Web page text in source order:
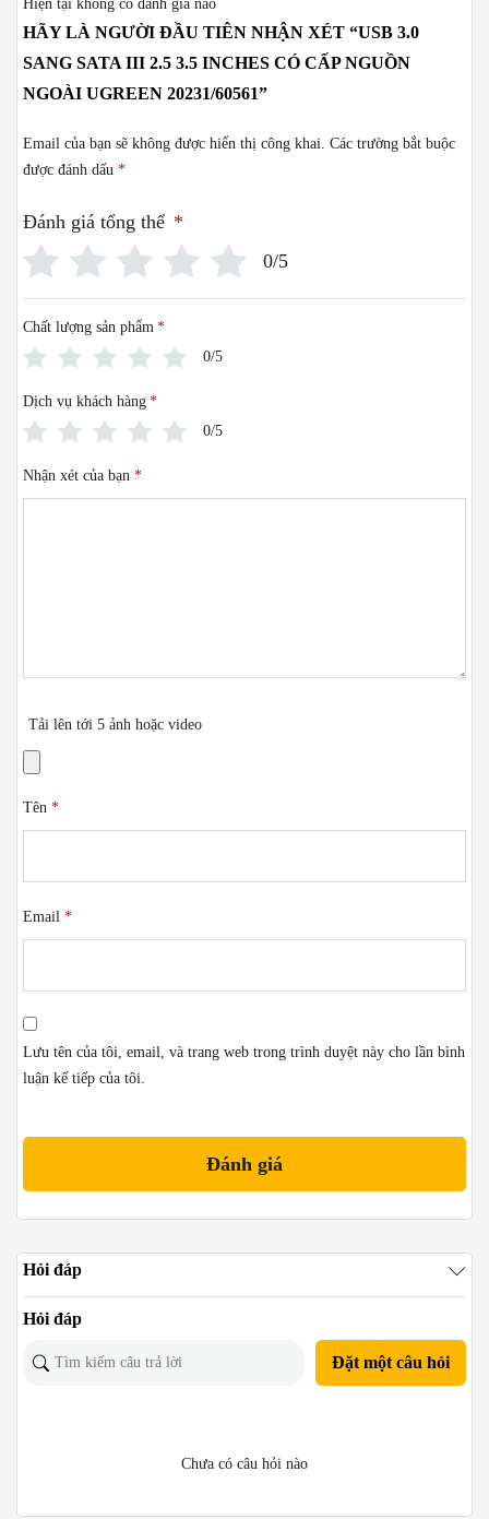
Hiện tại không có đánh giá nào
HÃY LÀ NGƯỜI ĐẦU TIÊN NHẬN XÉT “USB 3.0
SANG SATA III 2.5 3.5 INCHES CÓ CẤP NGUỒN
NGOÀI UGREEN 20231/60561”
Email của bạn sẽ không được hiển thị công khai. Các trường bắt buộc
được đánh dấu *
Đánh giá tổng thể *
0/5
Chất lượng sản phẩm *
0/5
Dịch vụ khách hàng *
0/5
Nhận xét của bạn *
Tải lên tới 5 ảnh hoặc video
Tên *
Email *
Lưu tên của tôi, email, và trang web trong trình duyệt này cho lần bình
luận kế tiếp của tôi.
Hỏi đáp
Hỏi đáp
Đặt một câu hỏi
Chưa có câu hỏi nào